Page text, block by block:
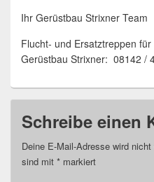
Ihr Gerüstbau Strixner Team
Flucht- und Ersatztreppen
Gerüstbau Strixner: 08142 /
Schreibe einen
Deine E-Mail-Adresse wird
sind mit * markiert